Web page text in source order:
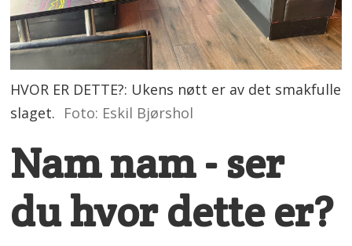
HVOR ER DETTE?: Ukens nøtt er av det smakfulle
slaget. Foto: Eskil Bjørshol
Nam nam - ser
du hvor dette er?